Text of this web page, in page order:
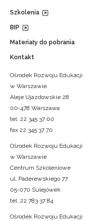
Szkolenia
BIP
Materiały do pobrania
Kontakt
Ośrodek Rozwoju Edukacji
w Warszawie
Aleje Ujazdowskie 28
00-478 Warszawa
tel. 22 345 37 00
fax 22 345 37 70
Ośrodek Rozwoju Edukacji
w Warszawie
Centrum Szkoleniowe
ul. Paderewskiego 77
05-070 Sulejówek
tel. 22 783 37 84
Ośrodek Rozwoju Edukacji